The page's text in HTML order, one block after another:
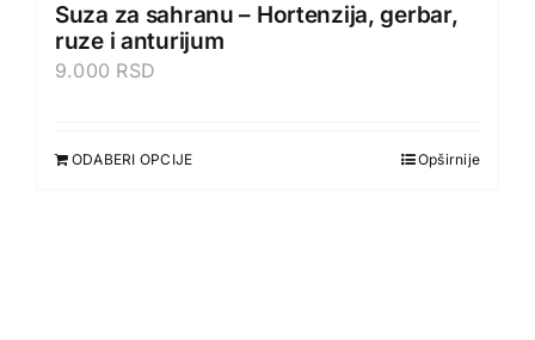
Suza za sahranu – Hortenzija, gerbar,
ruze i anturijum
9.000 RSD
ODABERI OPCIJE Opširnije